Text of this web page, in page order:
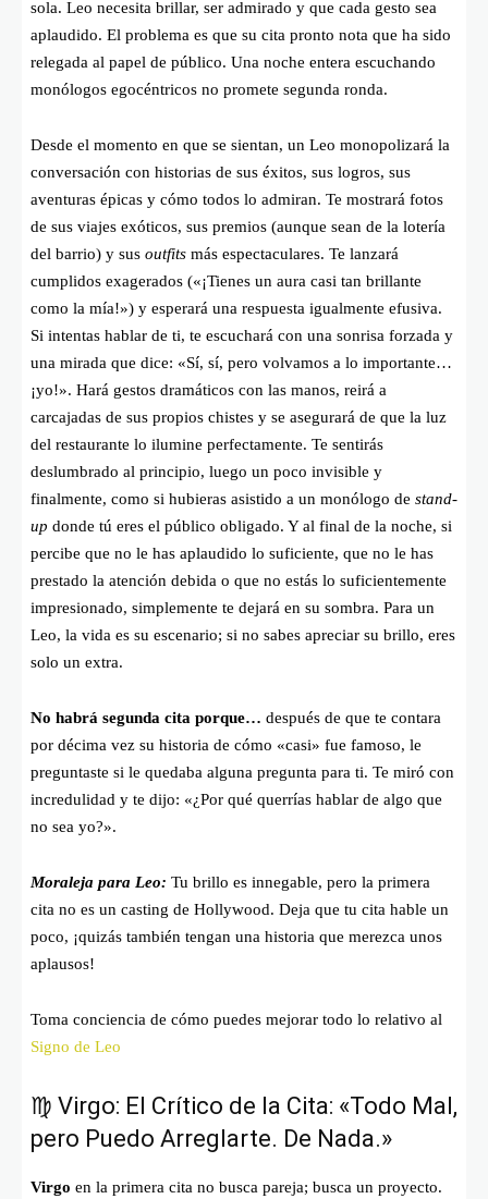
sola. Leo necesita brillar, ser admirado y que cada gesto sea
aplaudido. El problema es que su cita pronto nota que ha sido
relegada al papel de público. Una noche entera escuchando
monólogos egocéntricos no promete segunda ronda.
Desde el momento en que se sientan, un Leo monopolizará la
conversación con historias de sus éxitos, sus logros, sus
aventuras épicas y cómo todos lo admiran. Te mostrará fotos
de sus viajes exóticos, sus premios (aunque sean de la lotería
del barrio) y sus outfits más espectaculares. Te lanzará
cumplidos exagerados («¡Tienes un aura casi tan brillante
como la mía!») y esperará una respuesta igualmente efusiva.
Si intentas hablar de ti, te escuchará con una sonrisa forzada y
una mirada que dice: «Sí, sí, pero volvamos a lo importante…
¡yo!». Hará gestos dramáticos con las manos, reirá a
carcajadas de sus propios chistes y se asegurará de que la luz
del restaurante lo ilumine perfectamente. Te sentirás
deslumbrado al principio, luego un poco invisible y
finalmente, como si hubieras asistido a un monólogo de stand-
up donde tú eres el público obligado. Y al final de la noche, si
percibe que no le has aplaudido lo suficiente, que no le has
prestado la atención debida o que no estás lo suficientemente
impresionado, simplemente te dejará en su sombra. Para un
Leo, la vida es su escenario; si no sabes apreciar su brillo, eres
solo un extra.
No habrá segunda cita porque… después de que te contara
por décima vez su historia de cómo «casi» fue famoso, le
preguntaste si le quedaba alguna pregunta para ti. Te miró con
incredulidad y te dijo: «¿Por qué querrías hablar de algo que
no sea yo?».
Moraleja para Leo: Tu brillo es innegable, pero la primera
cita no es un casting de Hollywood. Deja que tu cita hable un
poco, ¡quizás también tengan una historia que merezca unos
aplausos!
Toma conciencia de cómo puedes mejorar todo lo relativo al
Signo de Leo
♍ Virgo: El Crítico de la Cita: «Todo Mal,
pero Puedo Arreglarte. De Nada.»
Virgo en la primera cita no busca pareja; busca un proyecto.